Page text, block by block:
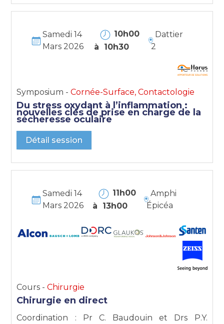
Samedi 14
Mars 2026
10h00
à 10h30
Dattier
2
Symposium -Cornée-Surface, Contactologie
Du stress oxydant à l’inflammation :
nouvelles clés de prise en charge de la
sécheresse oculaire
Détail session
Samedi 14
Mars 2026
11h00
à 13h00
Amphi
Épicéa
Cours -Chirurgie
Chirurgie en direct
Coordination : Pr C. Baudouin et Drs P.Y.